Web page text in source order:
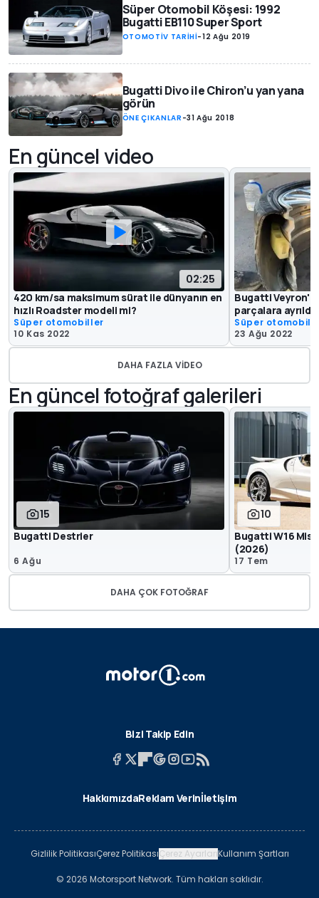
Süper Otomobil Köşesi: 1992
Bugatti EB110 Super Sport
OTOMOTİV TARİHİ-12 Ağu 2019
Bugatti Divo ile Chiron’u yan yana
görün
ÖNE ÇIKANLAR -31 Ağu 2018
En güncel video
02:25
420 km/sa maksimum sürat ile dünyanın en
hızlı Roadster modeli mi?
Süper otomobiller
10 Kas 2022
Bugatti
parçalara ayrıldı
Süper
23 Ağu 2022
DAHA FAZLA VIDEO
En güncel fotoğraf galerileri
15
Bugatti Destrier
6 Ağu
10
Bugatti W16
(2026)
17 Tem
DAHA ÇOK FOTOĞRAF
Bizi Takip Edin
HakkımızdaReklam Verinİletişim
Gizlilik PolitikasıÇerez PolitikasıÇerez AyarlarıKullanım Şartları
© 2026 Motorsport Network. Tüm hakları saklıdır.